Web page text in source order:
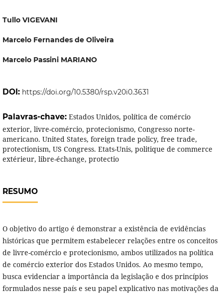
Tullo VIGEVANI
Marcelo Fernandes de Oliveira
Marcelo Passini MARIANO
DOI: https://doi.org/10.5380/rsp.v20i0.3631
Palavras-chave: Estados Unidos, política de comércio
exterior, livre-comércio, protecionismo, Congresso norte-
americano. United States, foreign trade policy, free trade,
protectionism, US Congress. Etats-Unis, politique de commerce
extérieur, libre-échange, protectio
RESUMO
O objetivo do artigo é demonstrar a existência de evidências
históricas que permitem estabelecer relações entre os conceitos
de livre-comércio e protecionismo, ambos utilizados na política
de comércio exterior dos Estados Unidos. Ao mesmo tempo,
busca evidenciar a importância da legislação e dos princípios
formulados nesse país e seu papel explicativo nas motivações da